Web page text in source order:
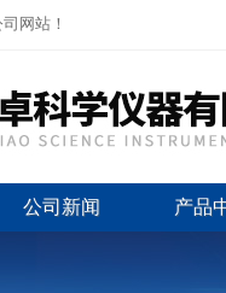
网站！
公司新闻 产品